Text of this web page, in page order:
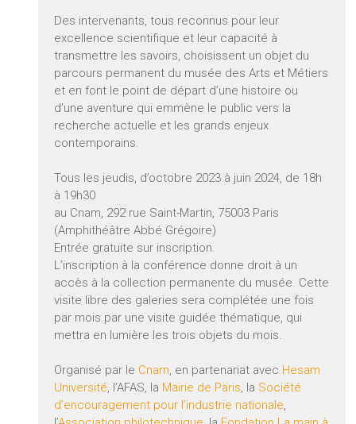
Des intervenants, tous reconnus pour leur
excellence scientifique et leur capacité à
transmettre les savoirs, choisissent un objet du
parcours permanent du musée des Arts et Métiers
et en font le point de départ d’une histoire ou
d’une aventure qui emmène le public vers la
recherche actuelle et les grands enjeux
contemporains.
Tous les jeudis, d’octobre 2023 à juin 2024, de 18h
à 19h30
au Cnam, 292 rue Saint-Martin, 75003 Paris
(Amphithéâtre Abbé Grégoire)
Entrée gratuite sur inscription.
L’inscription à la conférence donne droit à un
accès à la collection permanente du musée. Cette
visite libre des galeries sera complétée une fois
par mois par une visite guidée thématique, qui
mettra en lumière les trois objets du mois.
Organisé par le Cnam, en partenariat avec Hesam
Université, l’AFAS, la Mairie de Paris, la Société
d’encouragement pour l’industrie nationale,